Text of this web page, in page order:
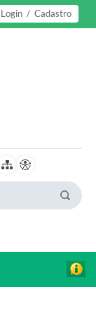
Login / Cadastro